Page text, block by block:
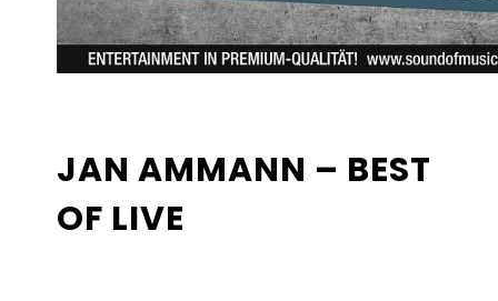
JAN AMMANN – BEST
OF LIVE